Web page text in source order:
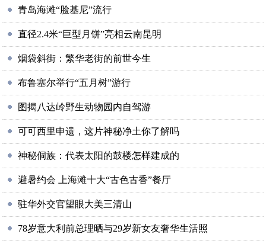
青岛海滩“脸基尼”流行
直径2.4米“巨型月饼”亮相云南昆明
烟袋斜街：繁华老街的前世今生
布鲁塞尔举行“五月树”游行
图揭八达岭野生动物园内自驾游
可可西里申遗，这片神秘净土你了解吗
神秘侗族：代表太阳的鼓楼怎样建成的
避暑约会 上海滩十大“古色古香”餐厅
驻华外交官望眼大美三清山
78岁意大利前总理晒与29岁新女友奢华生活照